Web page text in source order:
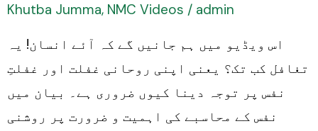
Khutba Jumma, NMC Videos / admin
اس ویڈیو میں ہم جانیں گے کہ آئے انسان! یہ
تغافل کب تک؟ یعنی اپنی روحانی غفلت اور غفلتِ
نفس پر توجہ دینا کیوں ضروری ہے۔ بیان میں
نفس کے محاسبے کی اہمیت و ضرورت پر روشنی